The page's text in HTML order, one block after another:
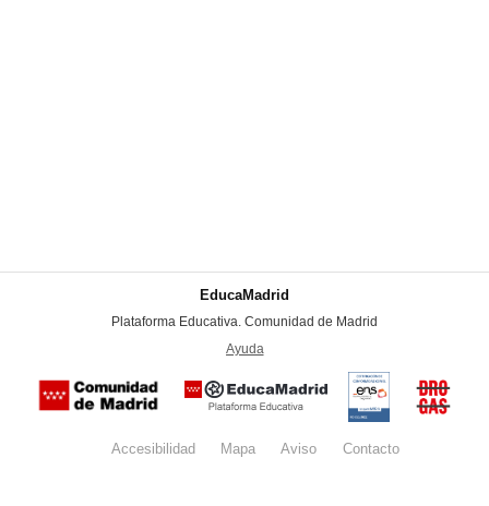
EducaMadrid
Plataforma Educativa. Comunidad de Madrid
Ayuda
Certificación
conformidad
con el
Nacional de
Seguridad
del
Accesibilidad Mapa Aviso legalContacto